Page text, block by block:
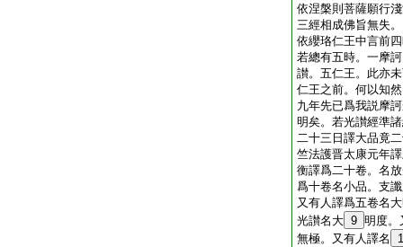
依涅槃則菩薩願行
三經相成佛旨無失
依纓珞仁王中言前
若總有五時。一摩
讃。五仁王。此亦
仁王之前。何以知
九年先已爲我説摩
明矣。若光讃經準
二十三日譯大品竟
竺法護晋太康元年
衡譯爲二十卷。名
爲十卷名小品。支
又有人譯爲五卷名
光讃名大 9 明度。
無極。又有人譯名